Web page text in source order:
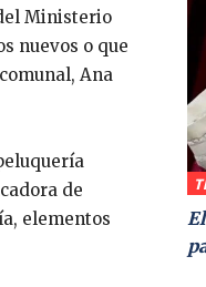
Ministerio
nuevos o que
Ana
de
elementos